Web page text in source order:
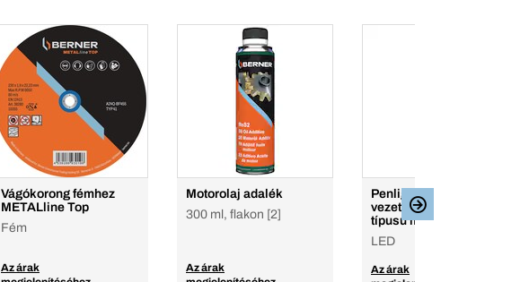
Vágókorong fémhez
METALline Top
Fém
Az árak
Motorolaj adalék
300 ml, flakon [2]
Az árak
Penlight hibrid lámpa –
vezeték nélküli és C
típusú mikro usb
LED
Az árak